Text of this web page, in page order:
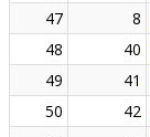
47
8
48
40
49
41
50
42